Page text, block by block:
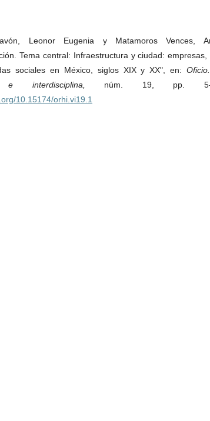
Leonor Eugenia y Matamoros Vences,
Tema central: Infraestructura y ciudad:
sociales en México, siglos XIX y XX", en:
e interdisciplina, núm. 19, pp.
10.15174/orhi.vi19.1